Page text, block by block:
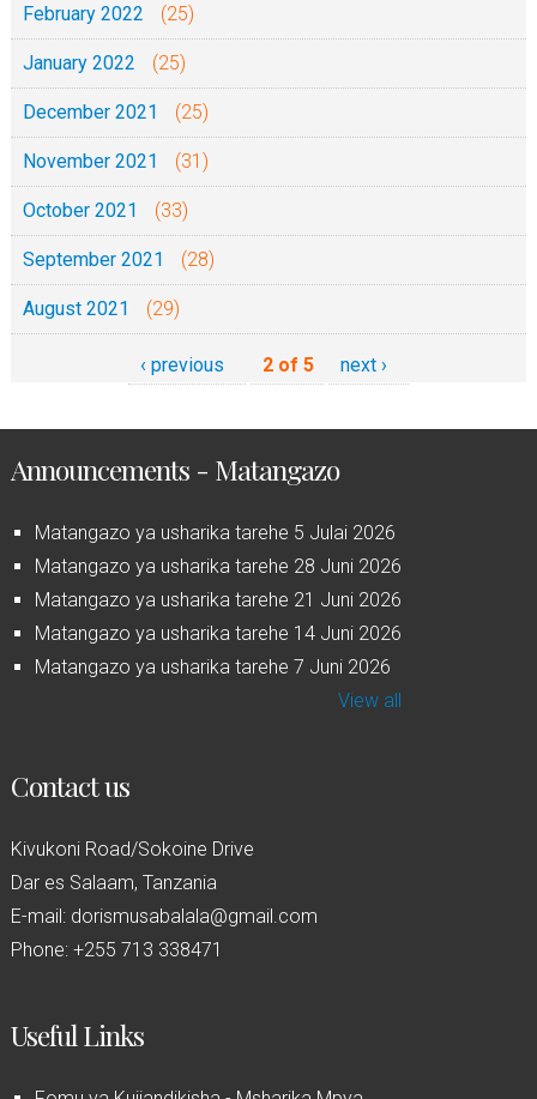
February 2022 (25)
January 2022 (25)
December 2021 (25)
November 2021 (31)
October 2021 (33)
September 2021 (28)
August 2021 (29)
‹ previous 2 of 5 next ›
Announcements - Matangazo
Matangazo ya usharika tarehe 5 Julai 2026
Matangazo ya usharika tarehe 28 Juni 2026
Matangazo ya usharika tarehe 21 Juni 2026
Matangazo ya usharika tarehe 14 Juni 2026
Matangazo ya usharika tarehe 7 Juni 2026
View all
Contact us
Kivukoni Road/Sokoine Drive
Dar es Salaam, Tanzania
E-mail: dorismusabalala@gmail.com
Phone: +255 713 338471
Useful Links